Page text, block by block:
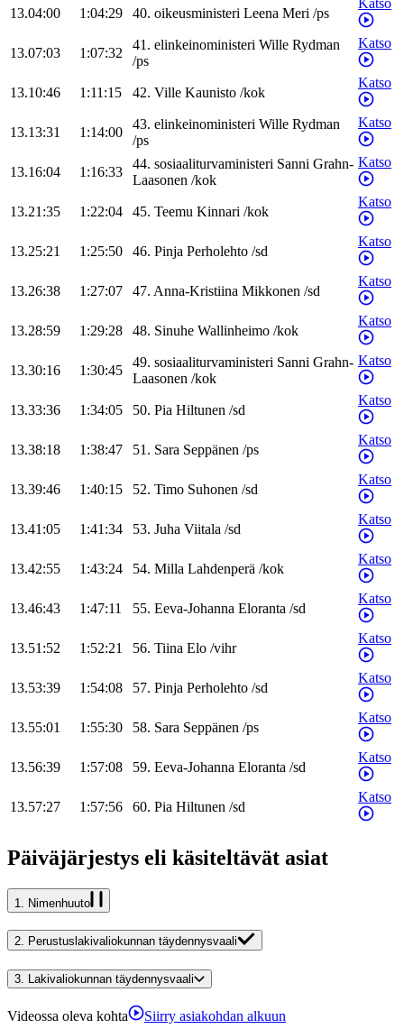
13.04:00 1:04:29 40. oikeusministeri Leena Meri /ps
Katso
13.07:03 1:07:32
41. elinkeinoministeri Wille Rydman
/ps
Katso
13.10:46 1:11:15 42. Ville Kaunisto /kok
Katso
13.13:31 1:14:00
43. elinkeinoministeri Wille Rydman
/ps
Katso
13.16:04 1:16:33
44. sosiaaliturvaministeri Sanni Grahn-
Laasonen /kok
Katso
13.21:35 1:22:04 45. Teemu Kinnari /kok
Katso
13.25:21 1:25:50 46. Pinja Perholehto /sd
Katso
13.26:38 1:27:07 47. Anna-Kristiina Mikkonen /sd
Katso
13.28:59 1:29:28 48. Sinuhe Wallinheimo /kok
Katso
13.30:16 1:30:45
49. sosiaaliturvaministeri Sanni Grahn-
Laasonen /kok
Katso
13.33:36 1:34:05 50. Pia Hiltunen /sd
Katso
13.38:18 1:38:47 51. Sara Seppänen /ps
Katso
13.39:46 1:40:15 52. Timo Suhonen /sd
Katso
13.41:05 1:41:34 53. Juha Viitala /sd
Katso
13.42:55 1:43:24 54. Milla Lahdenperä /kok
Katso
13.46:43 1:47:11 55. Eeva-Johanna Eloranta /sd
Katso
13.51:52 1:52:21 56. Tiina Elo /vihr
Katso
13.53:39 1:54:08 57. Pinja Perholehto /sd
Katso
13.55:01 1:55:30 58. Sara Seppänen /ps
Katso
13.56:39 1:57:08 59. Eeva-Johanna Eloranta /sd
Katso
13.57:27 1:57:56 60. Pia Hiltunen /sd
Katso
Päiväjärjestys eli käsiteltävät asiat
1. Nimenhuuto
2. Perustuslakivaliokunnan täydennysvaali
3. Lakivaliokunnan täydennysvaali
Videossa oleva kohta Siirry asiakohdan alkuun